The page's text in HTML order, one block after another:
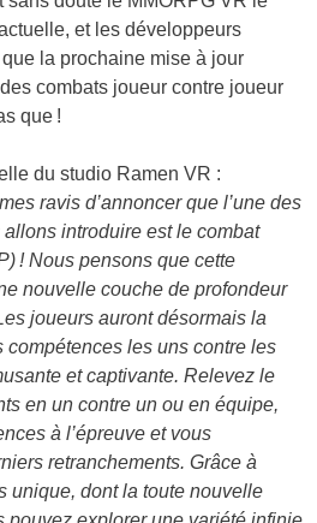
et les développeurs
la prochaine mise à jour
combats joueur contre joueur
que !
du studio Ramen VR :
ravis d’annoncer que l’une des
introduire est le combat
! Nous pensons que cette
nouvelle couche de profondeur
joueurs auront désormais la
compétences les uns contre les
et captivante. Relevez le
en un contre un ou en équipe,
à l’épreuve et vous
retranchements. Grâce à
unique, dont la toute nouvelle